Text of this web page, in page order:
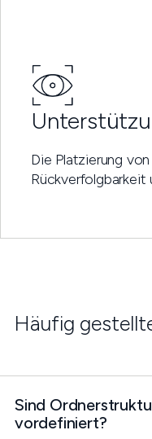
Die Platzierung
Rückverfolgbarkeit
Häufig
Sind
vordefiniert?